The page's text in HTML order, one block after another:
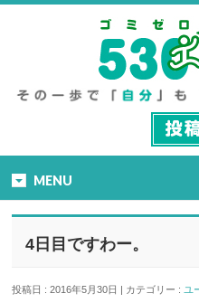
MENU
4日目ですわー。
投稿日 : 2016年5月30日 | カテゴリー :ユ